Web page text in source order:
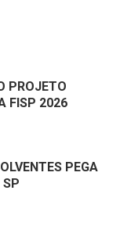
PROJETO
FISP 2026
PEGA
SP